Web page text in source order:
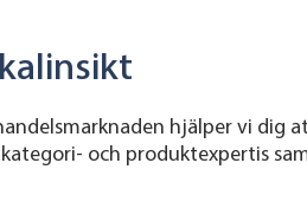
hjälper vi
och produktexpertis